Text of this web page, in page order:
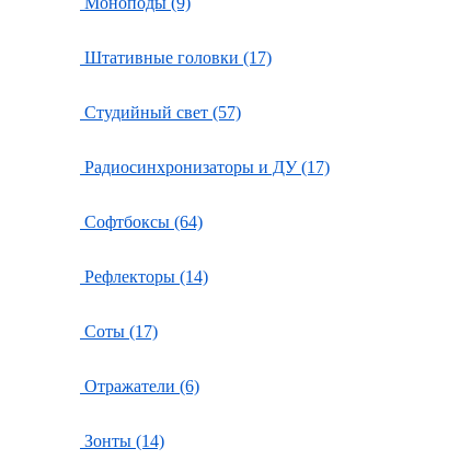
Штативные головки (17)
Студийный свет (57)
Радиосинхронизаторы и ДУ (17)
Софтбоксы (64)
Рефлекторы (14)
Соты (17)
Отражатели (6)
Зонты (14)